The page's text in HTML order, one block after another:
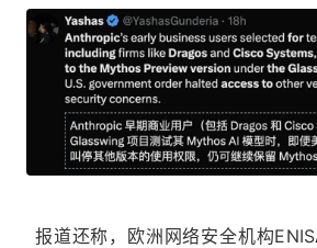
报道还称，欧洲网络安全机构